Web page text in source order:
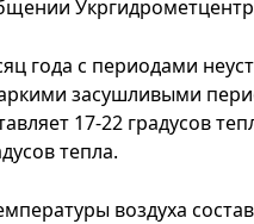
года с периодами
засушливыми
17-22 градусов
тепла.
воздуха